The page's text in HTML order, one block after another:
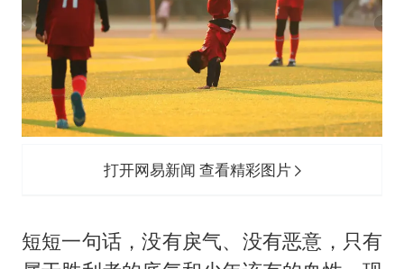
打开网易新闻 查看精彩图片
短短一句话，没有戾气、没有恶意，只有